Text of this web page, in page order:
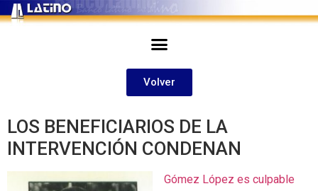
Volver
LOS BENEFICIARIOS DE LA
INTERVENCIÓN CONDENAN
Gómez López es culpable